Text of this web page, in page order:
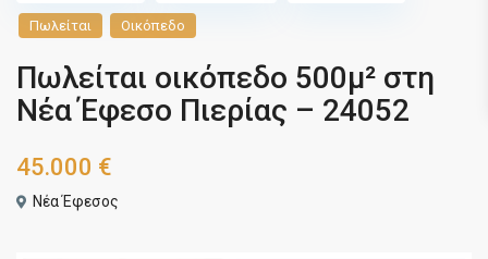
Πωλείται Οικόπεδο
Πωλείται οικόπεδο 500μ² στη
Νέα Έφεσο Πιερίας – 24052
45.000 €
Νέα Έφεσος